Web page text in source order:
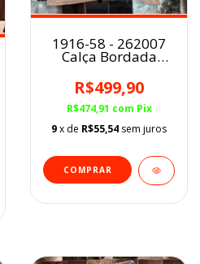
1916-58 - 262007
Calça Bordada
Flare Minuty
R$499,90
R$474,91 com Pix
9x de R$55,54 sem juros
COMPRAR